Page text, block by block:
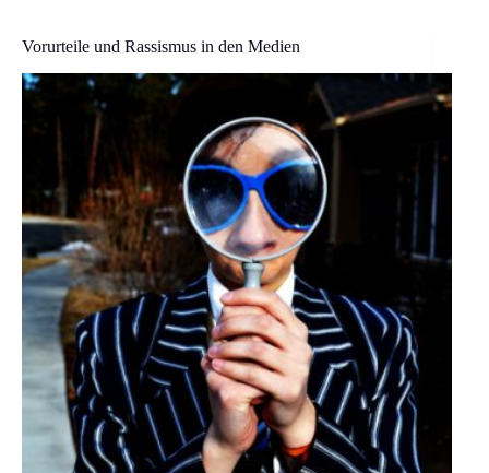
Vorurteile und Rassismus in den Medien